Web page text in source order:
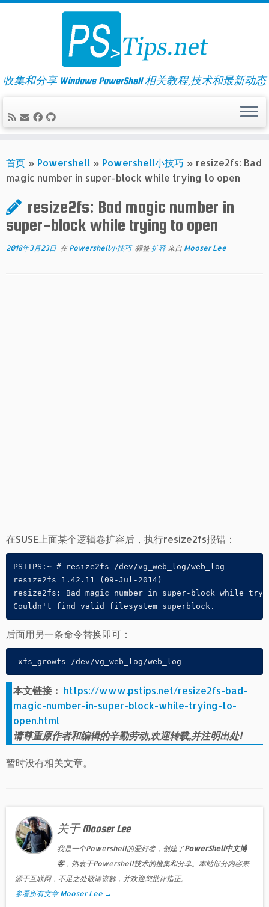
Skip
收集和分享 Windows PowerShell 相关教程,技术和最新动态
首页 » Powershell » Powershell小技巧 » resize2fs: Bad
magic number in super-block while trying to open
resize2fs: Bad magic number in
super-block while trying to open
2018年3月23日 在 Powershell小技巧 标签扩容 来自 Mooser Lee
在SUSE上面某个逻辑卷扩容后，执行resize2fs报错：
PSTIPS:~ # resize2fs /dev/vg_web_log/web_log
resize2fs 1.42.11 (09-Jul-2014)
resize2fs: Bad magic number in super-block while
Couldn't find valid filesystem superblock.
后面用另一条命令替换即可：
xfs_growfs /dev/vg_web_log/web_log
本文链接： https://www.pstips.net/resize2fs-bad-
magic-number-in-super-block-while-trying-to-
open.html
请尊重原作者和编辑的辛勤劳动,欢迎转载,并注明出处!
暂时没有相关文章。
关于 Mooser Lee
我是一个Powershell的爱好者，创建了PowerShell中文博
客，热衷于Powershell技术的搜集和分享。本站部分内容来
源于互联网，不足之处敬请谅解，并欢迎您批评指正。
参看所有文章 Mooser Lee →